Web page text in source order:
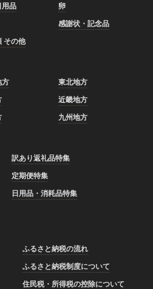
用品
卵
感謝状・記念品
その他
方
東北地方
近畿地方
九州地方
訳あり返礼品特集
定期便特集
日用品・消耗品特集
ふるさと納税の流れ
ふるさと納税制度について
住民税・所得税の控除について